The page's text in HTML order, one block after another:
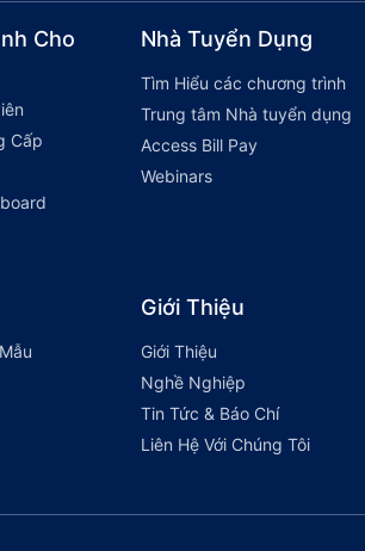
Cho
Cấp
Nhà Tuyển Dụng
Tìm Hiểu các chương trình
Trung tâm Nhà tuyển dụng
Access Bill Pay
Webinars
Giới Thiệu
Giới Thiệu
Nghề Nghiệp
Tin Tức & Báo Chí
Liên Hệ Với Chúng Tôi